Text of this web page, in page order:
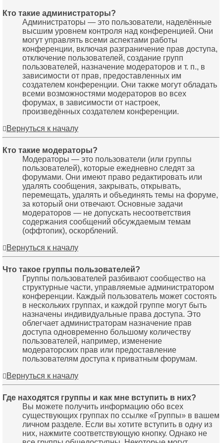
Кто такие администраторы?
Администраторы — это пользователи, наделённые
высшим уровнем контроля над конференцией. Они
могут управлять всеми аспектами работы
конференции, включая разграничение прав доступа,
отключение пользователей, создание групп
пользователей, назначение модераторов и т. п., в
зависимости от прав, предоставленных им
создателем конференции. Они также могут обладать
всеми возможностями модераторов во всех
форумах, в зависимости от настроек,
произведённых создателем конференции.
Вернуться к началу
Кто такие модераторы?
Модераторы — это пользователи (или группы
пользователей), которые ежедневно следят за
форумами. Они имеют право редактировать или
удалять сообщения, закрывать, открывать,
перемещать, удалять и объединять темы на форуме,
за который они отвечают. Основные задачи
модераторов — не допускать несоответствия
содержания сообщений обсуждаемым темам
(оффтопик), оскорблений.
Вернуться к началу
Что такое группы пользователей?
Группы пользователей разбивают сообщество на
структурные части, управляемые администратором
конференции. Каждый пользователь может состоять
в нескольких группах, и каждой группе могут быть
назначены индивидуальные права доступа. Это
облегчает администраторам назначение прав
доступа одновременно большому количеству
пользователей, например, изменение
модераторских прав или предоставление
пользователям доступа к приватным форумам.
Вернуться к началу
Где находятся группы и как мне вступить в них?
Вы можете получить информацию обо всех
существующих группах по ссылке «Группы» в вашем
личном разделе. Если вы хотите вступить в одну из
них, нажмите соответствующую кнопку. Однако не